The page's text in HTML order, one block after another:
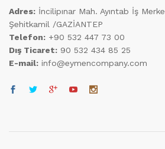
Adres: İncilipınar Mah. Ayıntab İş
Şehitkamil /GAZİANTEP
Telefon: +90 532 447 73 00
Dış Ticaret: 90 532 434 85 25
E-mail: info@eymencompany.com